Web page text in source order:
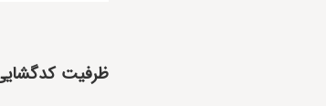
ظرفیت